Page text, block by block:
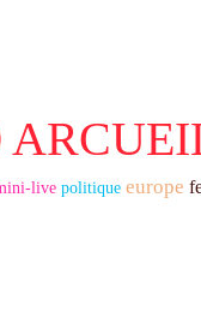
live politique europe